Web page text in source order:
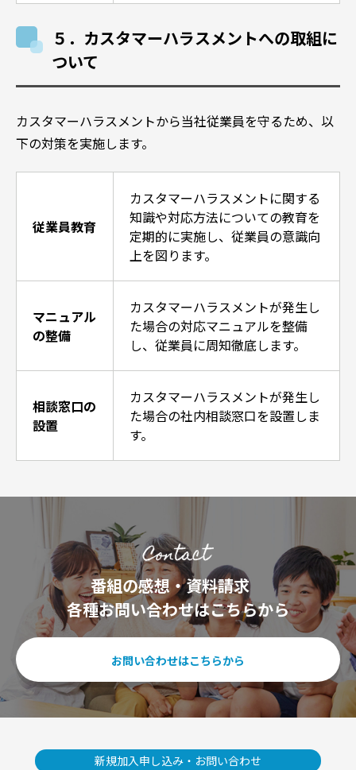
５．カスタマーハラスメントへの取組に
ついて
カスタマーハラスメントから当社従業員を守るため、以
下の対策を実施します。
従業員教育
カスタマーハラスメントに関する
知識や対応方法についての教育を
定期的に実施し、従業員の意識向
上を図ります。
マニュアル
の整備
カスタマーハラスメントが発生し
た場合の対応マニュアルを整備
し、従業員に周知徹底します。
相談窓口の
設置
カスタマーハラスメントが発生し
た場合の社内相談窓口を設置しま
す。
番組の感想・資料請求
各種お問い合わせはこちらから
お問い合わせはこちらから
新規加入申し込み・お問い合わせ